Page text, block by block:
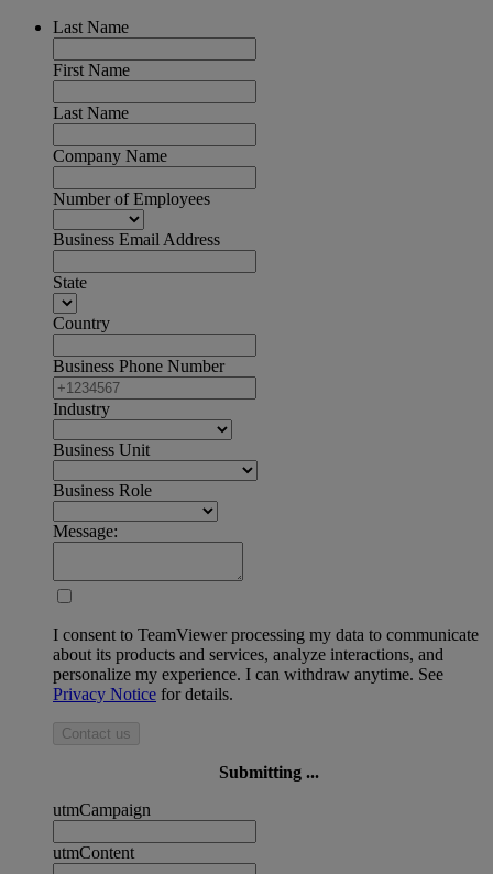
Last Name
First Name
Last Name
Company Name
Number of Employees
Business Email Address
State
Country
Business Phone Number
Industry
Business Unit
Business Role
Message:
I consent to TeamViewer processing my data to communicate
about its products and services, analyze interactions, and
personalize my experience. I can withdraw anytime. See
Privacy Notice for details.
Contact us
Submitting ...
utmCampaign
utmContent